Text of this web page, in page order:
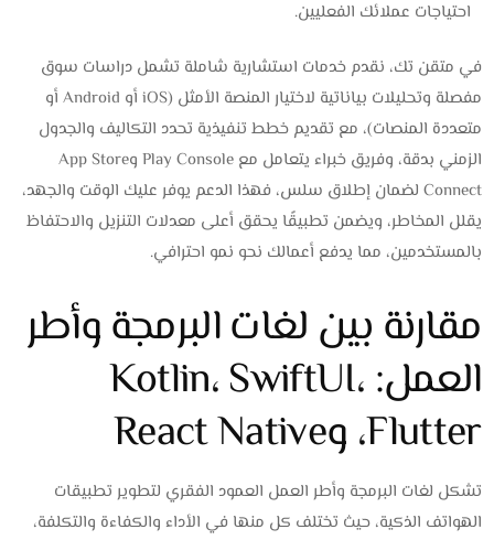
احتياجات عملائك الفعليين.
في متقن تك، نقدم خدمات استشارية شاملة تشمل دراسات سوق
مفصلة وتحليلات بياناتية لاختيار المنصة الأمثل (iOS أو Android أو
متعددة المنصات)، مع تقديم خطط تنفيذية تحدد التكاليف والجدول
الزمني بدقة، وفريق خبراء يتعامل مع Play Console وApp Store
Connect لضمان إطلاق سلس، فهذا الدعم يوفر عليك الوقت والجهد،
يقلل المخاطر، ويضمن تطبيقًا يحقق أعلى معدلات التنزيل والاحتفاظ
بالمستخدمين، مما يدفع أعمالك نحو نمو احترافي.
مقارنة بين لغات البرمجة وأطر
العمل: Kotlin، SwiftUI،
Flutter، وReact Native
تشكل لغات البرمجة وأطر العمل العمود الفقري لتطوير تطبيقات
الهواتف الذكية، حيث تختلف كل منها في الأداء والكفاءة والتكلفة،